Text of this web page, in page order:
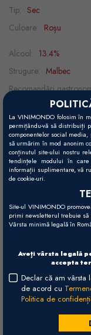
La VINIMONDO folosim în
permițându-vă să distribuiți
componentelor social media,
să urmărim în mod anonim
conținutul site-ului nostru
tendințele modului în
informații suplimentare, vă
de cookie-uri.
Site-ul VINIMONDO
primi newsletterul trebuie
Vârsta minimă legală în
Aveți vârsta legală
accepta
Declar că am vârsta
de acord cu
Politica de
Tip: Sec
Culoare: Roșu
Alcool: 13.4%
Strugure: Malbec
Recomandări
charcuterie, miel, porc,
Temperatură servire:
Vizual
Roșu purpuriu intens și
Gustativ
Bogat, concentrat,
Olfactiv
Arome vibrante de
de note delicate de
Tradițională